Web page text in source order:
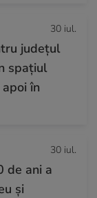
30 iul.
județul
spațiul
în
30 iul.
de ani a
și